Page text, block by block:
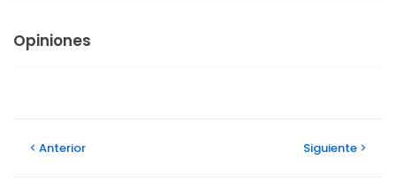
Opiniones
Anterior Siguiente